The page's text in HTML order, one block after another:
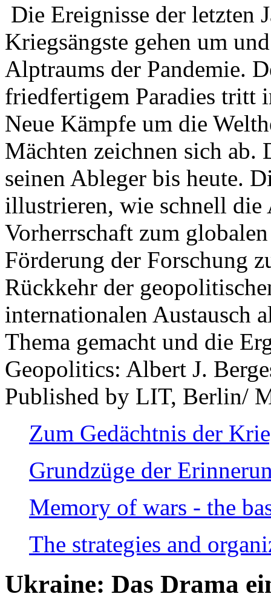
Die Ereignisse der letzten
Kriegsängste gehen um
Alptraums der Pandemie.
friedfertigem Paradies tritt
Neue Kämpfe um die
Mächten zeichnen sich
seinen Ableger bis heute.
illustrieren, wie schnell die
Vorherrschaft zum
Förderung der Forschung
Rückkehr der
internationalen Austausch
Thema gemacht und die
Geopolitics: Albert J.
Published by LIT, Berlin/
Zum Gedächtnis der
Grundzüge der
Memory of wars - the
The strategies and
Ukraine: Das Drama